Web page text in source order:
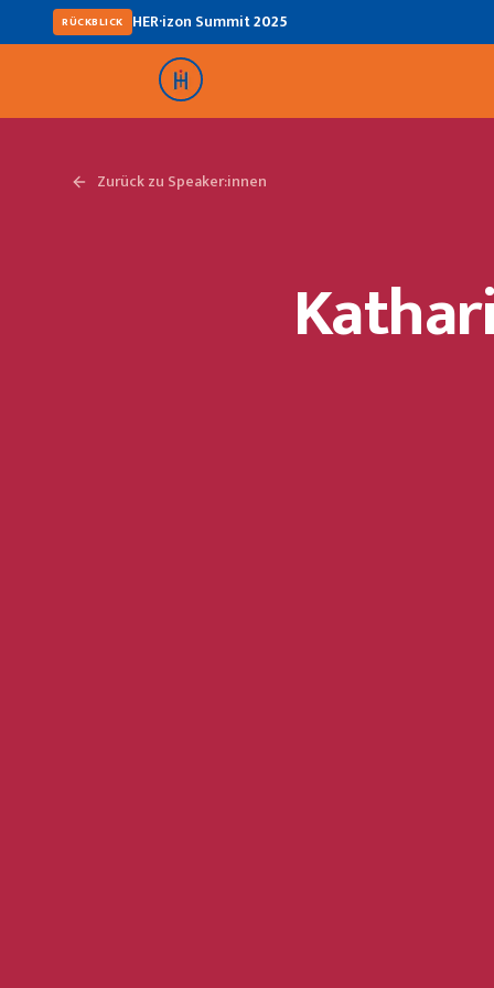
RÜCKBLICK HER·izon Summit2025
Zurück zu Speaker:innen